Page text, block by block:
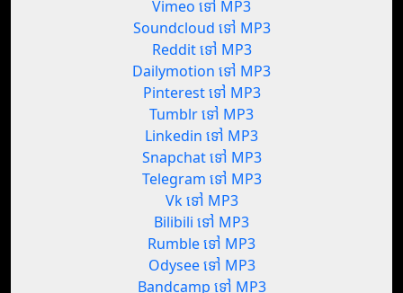
Vimeo ទៅ MP3
Soundcloud ទៅ MP3
Reddit ទៅ MP3
Dailymotion ទៅ MP3
Pinterest ទៅ MP3
Tumblr ទៅ MP3
Linkedin ទៅ MP3
Snapchat ទៅ MP3
Telegram ទៅ MP3
Vk ទៅ MP3
Bilibili ទៅ MP3
Rumble ទៅ MP3
Odysee ទៅ MP3
Bandcamp ទៅ MP3